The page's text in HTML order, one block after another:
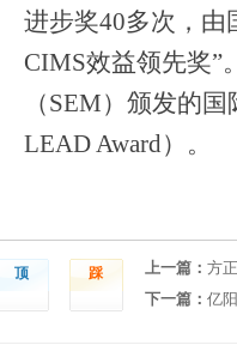
进步奖40多次，由
CIMS效益领先奖”
（SEM）颁发的
LEAD Award）。
顶 踩 上一篇： 方
下一篇： 亿